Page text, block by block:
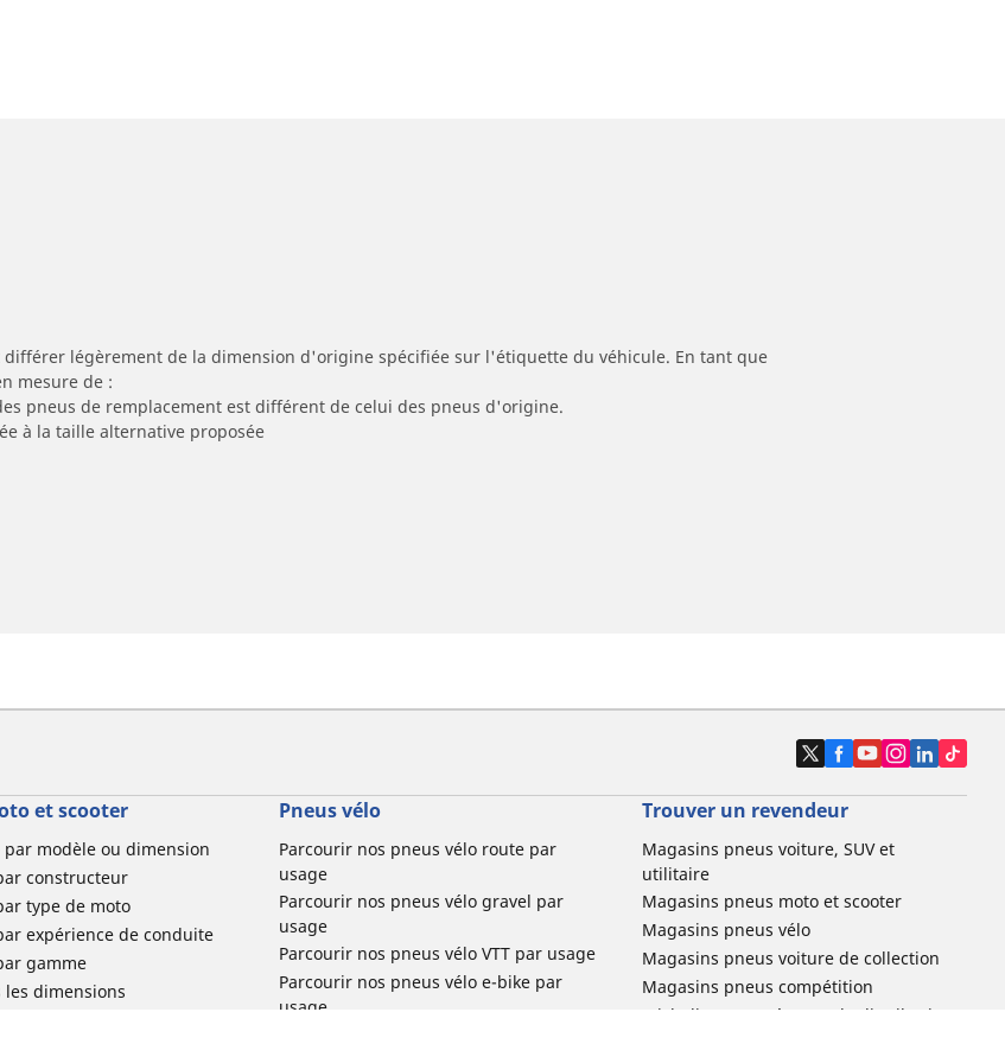
légèrement de la dimension d'origine spécifiée sur l'étiquette du véhicule. En tant que
mesure de :
pneus de remplacement est différent de celui des pneus d'origine.
à la taille alternative proposée
et scooter
par modèle ou dimension
constructeur
type de moto
expérience de conduite
gamme
les dimensions
Pneus vélo
Parcourir nos pneus vélo route par
usage
Parcourir nos pneus vélo gravel par
usage
Parcourir nos pneus vélo VTT par usage
Parcourir nos pneus vélo e-bike par
usage
Trouver un revendeur
Magasins pneus voiture, SUV et
utilitaire
Magasins pneus moto et scooter
Magasins pneus vélo
Magasins pneus voiture de collection
Magasins pneus compétition
Michelin et ses réseaux de distribution